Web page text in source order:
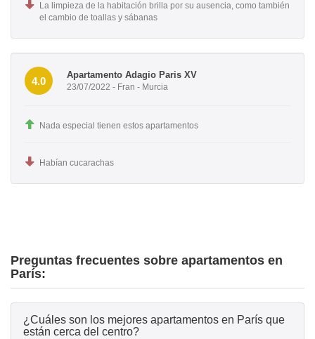
La limpieza de la habitación brilla por su ausencia, como también
el cambio de toallas y sábanas
4.0
Apartamento Adagio Paris XV
23/07/2022 - Fran - Murcia
Nada especial tienen estos apartamentos
Habían cucarachas
Preguntas frecuentes sobre apartamentos en
París:
¿Cuáles son los mejores apartamentos en París que
están cerca del centro?